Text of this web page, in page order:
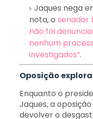
Jaques nega
nota, o senador
não foi
nenhum
investigados”.
Oposição
Enquanto o
Jaques, a
devolver o